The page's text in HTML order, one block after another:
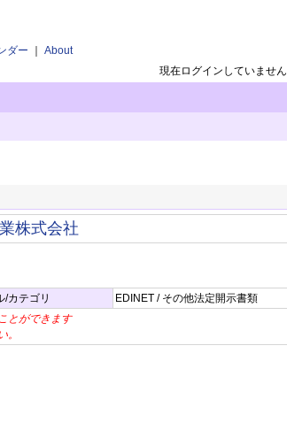
ダー ｜ About
現在ログインしていません
株式会社
/カテゴリ EDINET / その他法定開示書類
とができます
。